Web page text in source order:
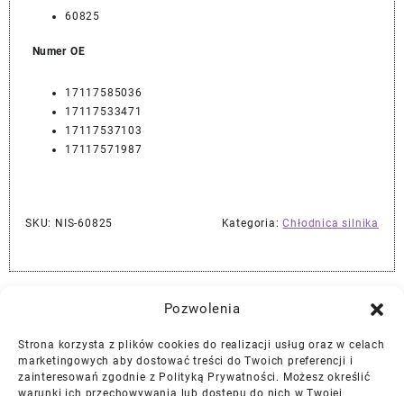
Pozwolenia
Strona korzysta z plików cookies do realizacji usług oraz w celach
marketingowych aby dostować treści do Twoich preferencji i
zainteresowań zgodnie z Polityką Prywatności. Możesz określić
warunki ich przechowywania lub dostępu do nich w Twojej
60825
Numer OE
17117585036
17117533471
17117537103
17117571987
SKU: NIS-60825 Kategoria:Chłodnica silnika
Najlepszej Jakości Części Samochodowe z Gwarancją Dożywotnią!*
Gwarancja i Zwroty